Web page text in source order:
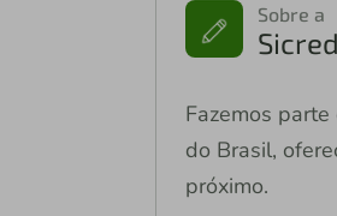
Sobre a
Fazemos
do Brasil,
próximo.